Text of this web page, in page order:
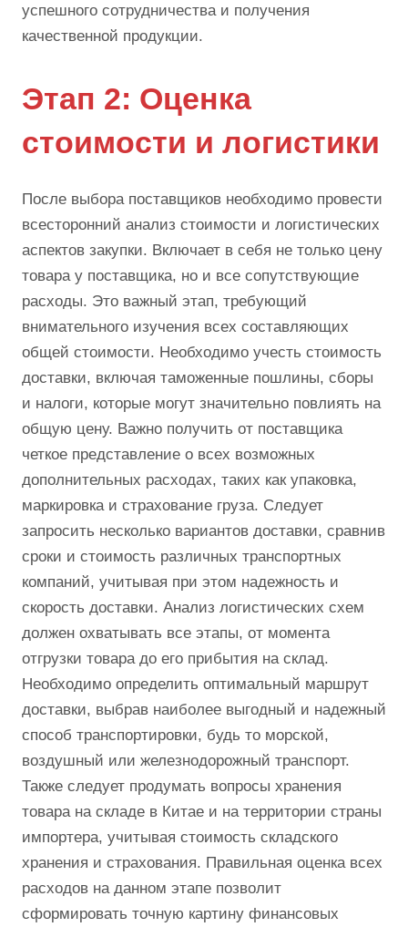
успешного сотрудничества и получения
качественной продукции.
Этап 2: Оценка
стоимости и логистики
После выбора поставщиков необходимо провести
всесторонний анализ стоимости и логистических
аспектов закупки. Включает в себя не только цену
товара у поставщика, но и все сопутствующие
расходы. Это важный этап, требующий
внимательного изучения всех составляющих
общей стоимости. Необходимо учесть стоимость
доставки, включая таможенные пошлины, сборы
и налоги, которые могут значительно повлиять на
общую цену. Важно получить от поставщика
четкое представление о всех возможных
дополнительных расходах, таких как упаковка,
маркировка и страхование груза. Следует
запросить несколько вариантов доставки, сравнив
сроки и стоимость различных транспортных
компаний, учитывая при этом надежность и
скорость доставки. Анализ логистических схем
должен охватывать все этапы, от момента
отгрузки товара до его прибытия на склад.
Необходимо определить оптимальный маршрут
доставки, выбрав наиболее выгодный и надежный
способ транспортировки, будь то морской,
воздушный или железнодорожный транспорт.
Также следует продумать вопросы хранения
товара на складе в Китае и на территории страны
импортера, учитывая стоимость складского
хранения и страхования. Правильная оценка всех
расходов на данном этапе позволит
сформировать точную картину финансовых